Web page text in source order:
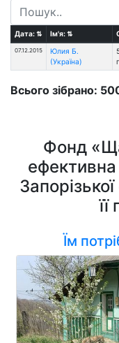
Дата:⇅ Ім'я:⇅
07.12.2015
Юлия Б.
(Україна)
Всього зібрано:
Фонд
Їм